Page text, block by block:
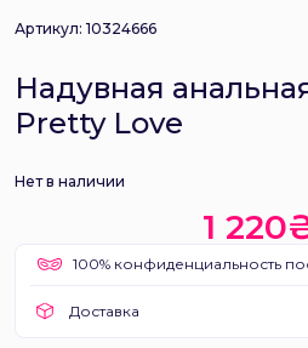
Артикул: 10324666
Надувная
Pretty Love
Нет в наличии
1
100% конфиденциальность
Доставка